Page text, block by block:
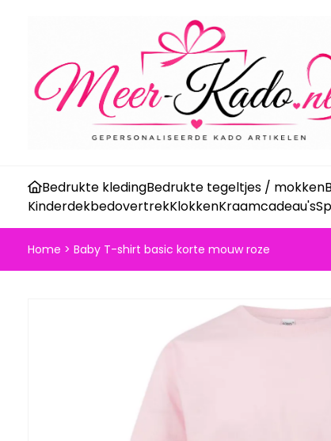
Bedrukte kledingBedrukte tegeltjes / mokken
KinderdekbedovertrekKlokkenKraamcadeau's
Home > Baby T-shirt basic korte mouw roze